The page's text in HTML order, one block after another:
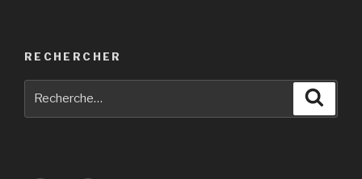
RECHERCHER